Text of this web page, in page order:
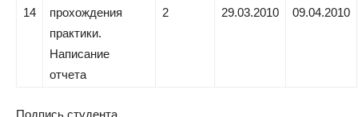
14
прохождения
практики.
Написание
отчета
2 29.03.2010 09.04.2010